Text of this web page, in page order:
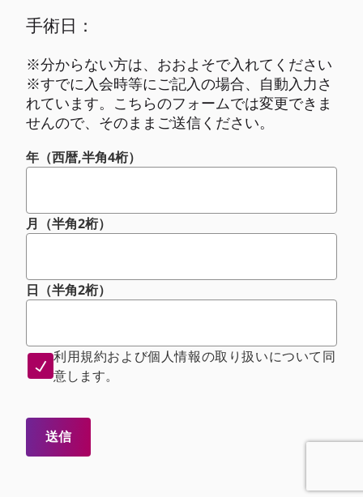
手術日：
※分からない方は、おおよそで入れてください
※すでに入会時等にご記入の場合、自動入力さ
れています。こちらのフォームでは変更できま
せんので、そのままご送信ください。
年（西暦,半角4桁）
月（半角2桁）
日（半角2桁）
利用規約および個人情報の取り扱いについて同
意します。
送信